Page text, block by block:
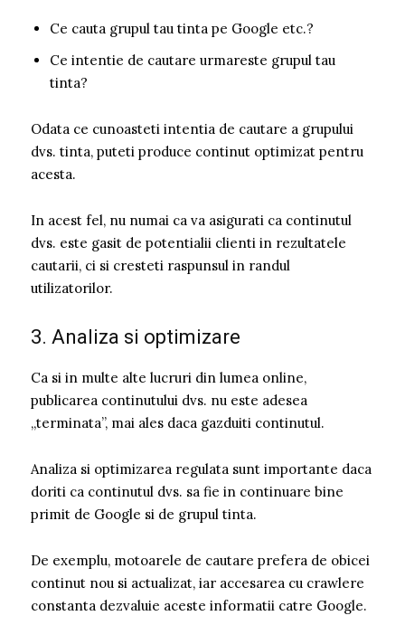
Ce cauta grupul tau tinta pe Google etc.?
Ce intentie de cautare urmareste grupul tau
tinta?
Odata ce cunoasteti intentia de cautare a grupului
dvs. tinta, puteti produce continut optimizat pentru
acesta.
In acest fel, nu numai ca va asigurati ca continutul
dvs. este gasit de potentialii clienti in rezultatele
cautarii, ci si cresteti raspunsul in randul
utilizatorilor.
3. Analiza si optimizare
Ca si in multe alte lucruri din lumea online,
publicarea continutului dvs. nu este adesea
„terminata”, mai ales daca gazduiti continutul.
Analiza si optimizarea regulata sunt importante daca
doriti ca continutul dvs. sa fie in continuare bine
primit de Google si de grupul tinta.
De exemplu, motoarele de cautare prefera de obicei
continut nou si actualizat, iar accesarea cu crawlere
constanta dezvaluie aceste informatii catre Google.